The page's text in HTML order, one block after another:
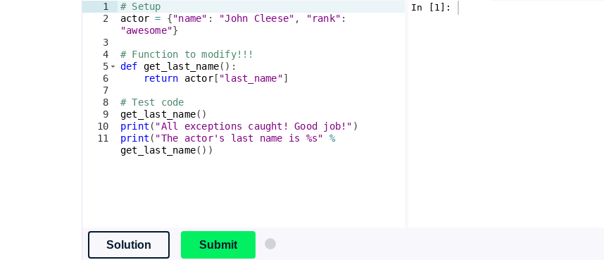
1
2
3
4
5
6
7
8
9
10
11
# Setup
actor = {"name" : "John Cleese" , "rank" :
"awesome"}
# Function to modify!!!
def get_last_name( ) :
return
actor[ "last_name"]
# Test code
get_last_name( )
print ( "All exceptions caught! Good job!" )
print ( "The actor's last name is %s"
%
get_last_name( ))
In [1]:
Solution Submit